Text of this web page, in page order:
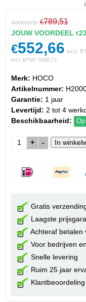
Adviesprijs €789,51
JOUW VOORDEEL€
€552,66 excl.
Incl. BTW:€668,71
Merk: HOCO
Artikelnummer:
Garantie: 1 jaar
Levertijd: 2 tot 4
Beschikbaarheid:
+ -
Gratis
Laagste
Achteraf betalen
Voor bedrijven
Snelle levering
Ruim 25 jaar